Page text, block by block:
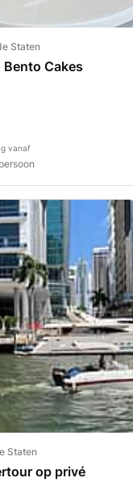
Staten
Cakes
vanaf
Staten
op privé